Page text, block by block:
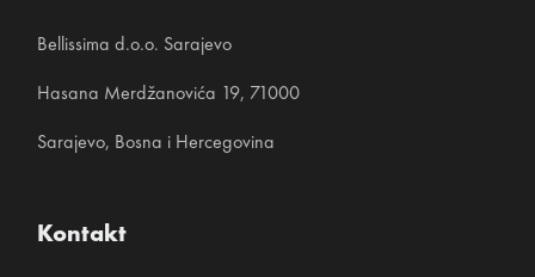
Bellissima d.o.o. Sarajevo
Hasana Merdžanovića 19, 71000
Sarajevo, Bosna i Hercegovina
Kontakt